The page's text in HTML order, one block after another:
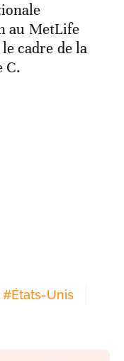
au MetLife
cadre de la
C.
#États-Unis